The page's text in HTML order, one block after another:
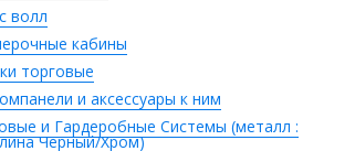
волл
кабины
торговые
и аксессуары к ним
и Гардеробные Системы (металл :
Черный/Хром)